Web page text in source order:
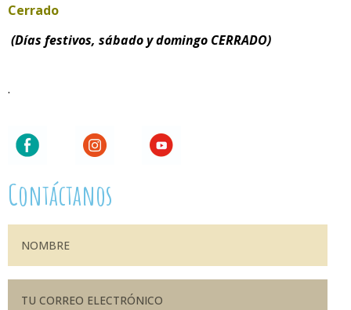
Cerrado
(Días festivos, sábado y domingo CERRADO)
.
Contáctanos